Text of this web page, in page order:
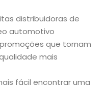
distribuidoras de
automotivo
que tornam
mais
fácil encontrar uma